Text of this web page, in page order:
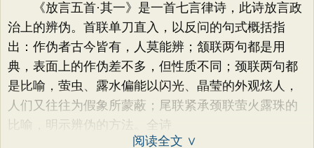
《放言五首·其一》是一首七言律诗，此诗放言政
治上的辨伪。首联单刀直入，以反问的句式概括指
出：作伪者古今皆有，人莫能辨；颔联两句都是用
典，表面上的作伪差不多，但性质不同；颈联两句都
是比喻，萤虫、露水偏能以闪光、晶莹的外观炫人，
人们又往往为假象所蒙蔽；尾联紧承颈联萤火露珠的
比喻，明示辨伪的方法。全诗
阅读全文 ∨